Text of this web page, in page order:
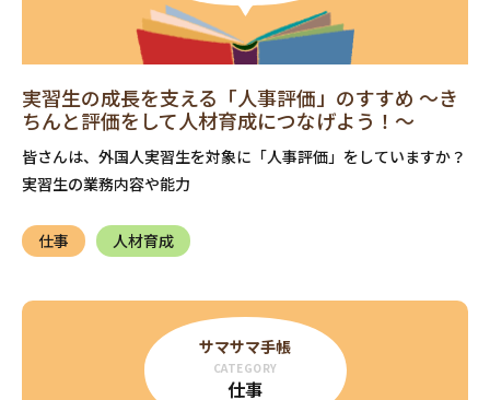
実習生の成長を支える「人事評価」のすすめ ～き
ちんと評価をして人材育成につなげよう！～
皆さんは、外国人実習生を対象に「人事評価」をしていますか？
実習生の業務内容や能力
仕事 人材育成
サマサマ手帳
CATEGORY
仕事